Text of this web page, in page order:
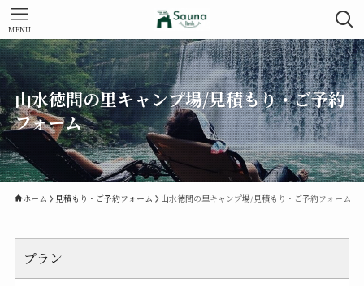
MENU
山水徳間の里キャンプ場/見積もり・ご予約
フォーム
ホーム 見積もり・ご予約フォーム 山水徳間の里キャンプ場/見積もり・ご予約フォーム
プラン